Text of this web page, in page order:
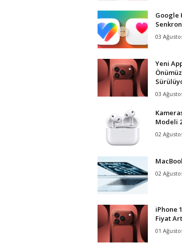
Google
03
Yeni
03
Modeli
02
02
iPhone
Fiyat
01